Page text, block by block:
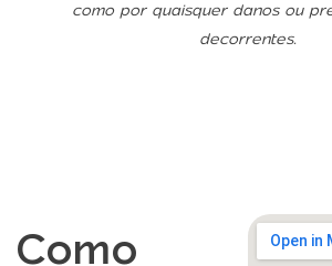
como por quaisquer danos ou
decorrentes.
Como